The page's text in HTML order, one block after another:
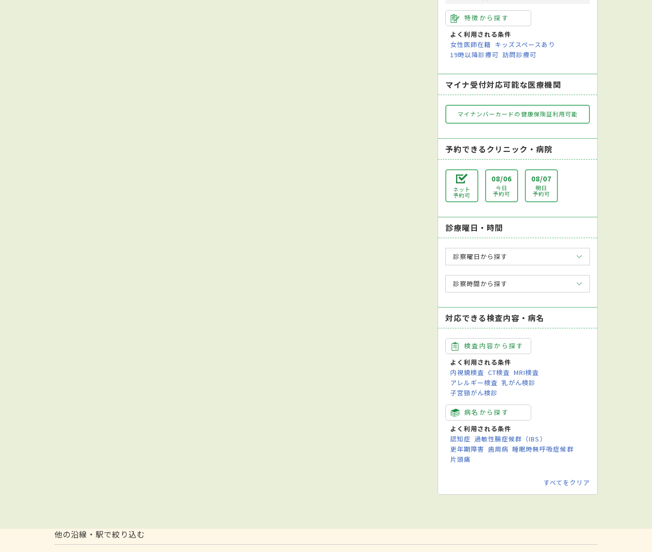
特徴から探す
よく利用される条件
女性医師在籍 キッズスペースあり
19時以降診療可 訪問診療可
マイナ受付対応可能な医療機関
マイナンバーカードの健康保険証利用可能
予約できるクリニック・病院
ネット
予約可
08/06
今日
予約可
08/07
明日
予約可
診療曜日・時間
診察曜日から探す
診察時間から探す
対応できる検査内容・病名
検査内容から探す
よく利用される条件
内視鏡検査 CT検査 MRI検査
アレルギー検査 乳がん検診
子宮頸がん検診
病名から探す
よく利用される条件
認知症 過敏性腸症候群（IBS）
更年期障害 歯周病 睡眠時無呼吸症候群
片頭痛
すべてをクリア
他の沿線・駅で絞り込む